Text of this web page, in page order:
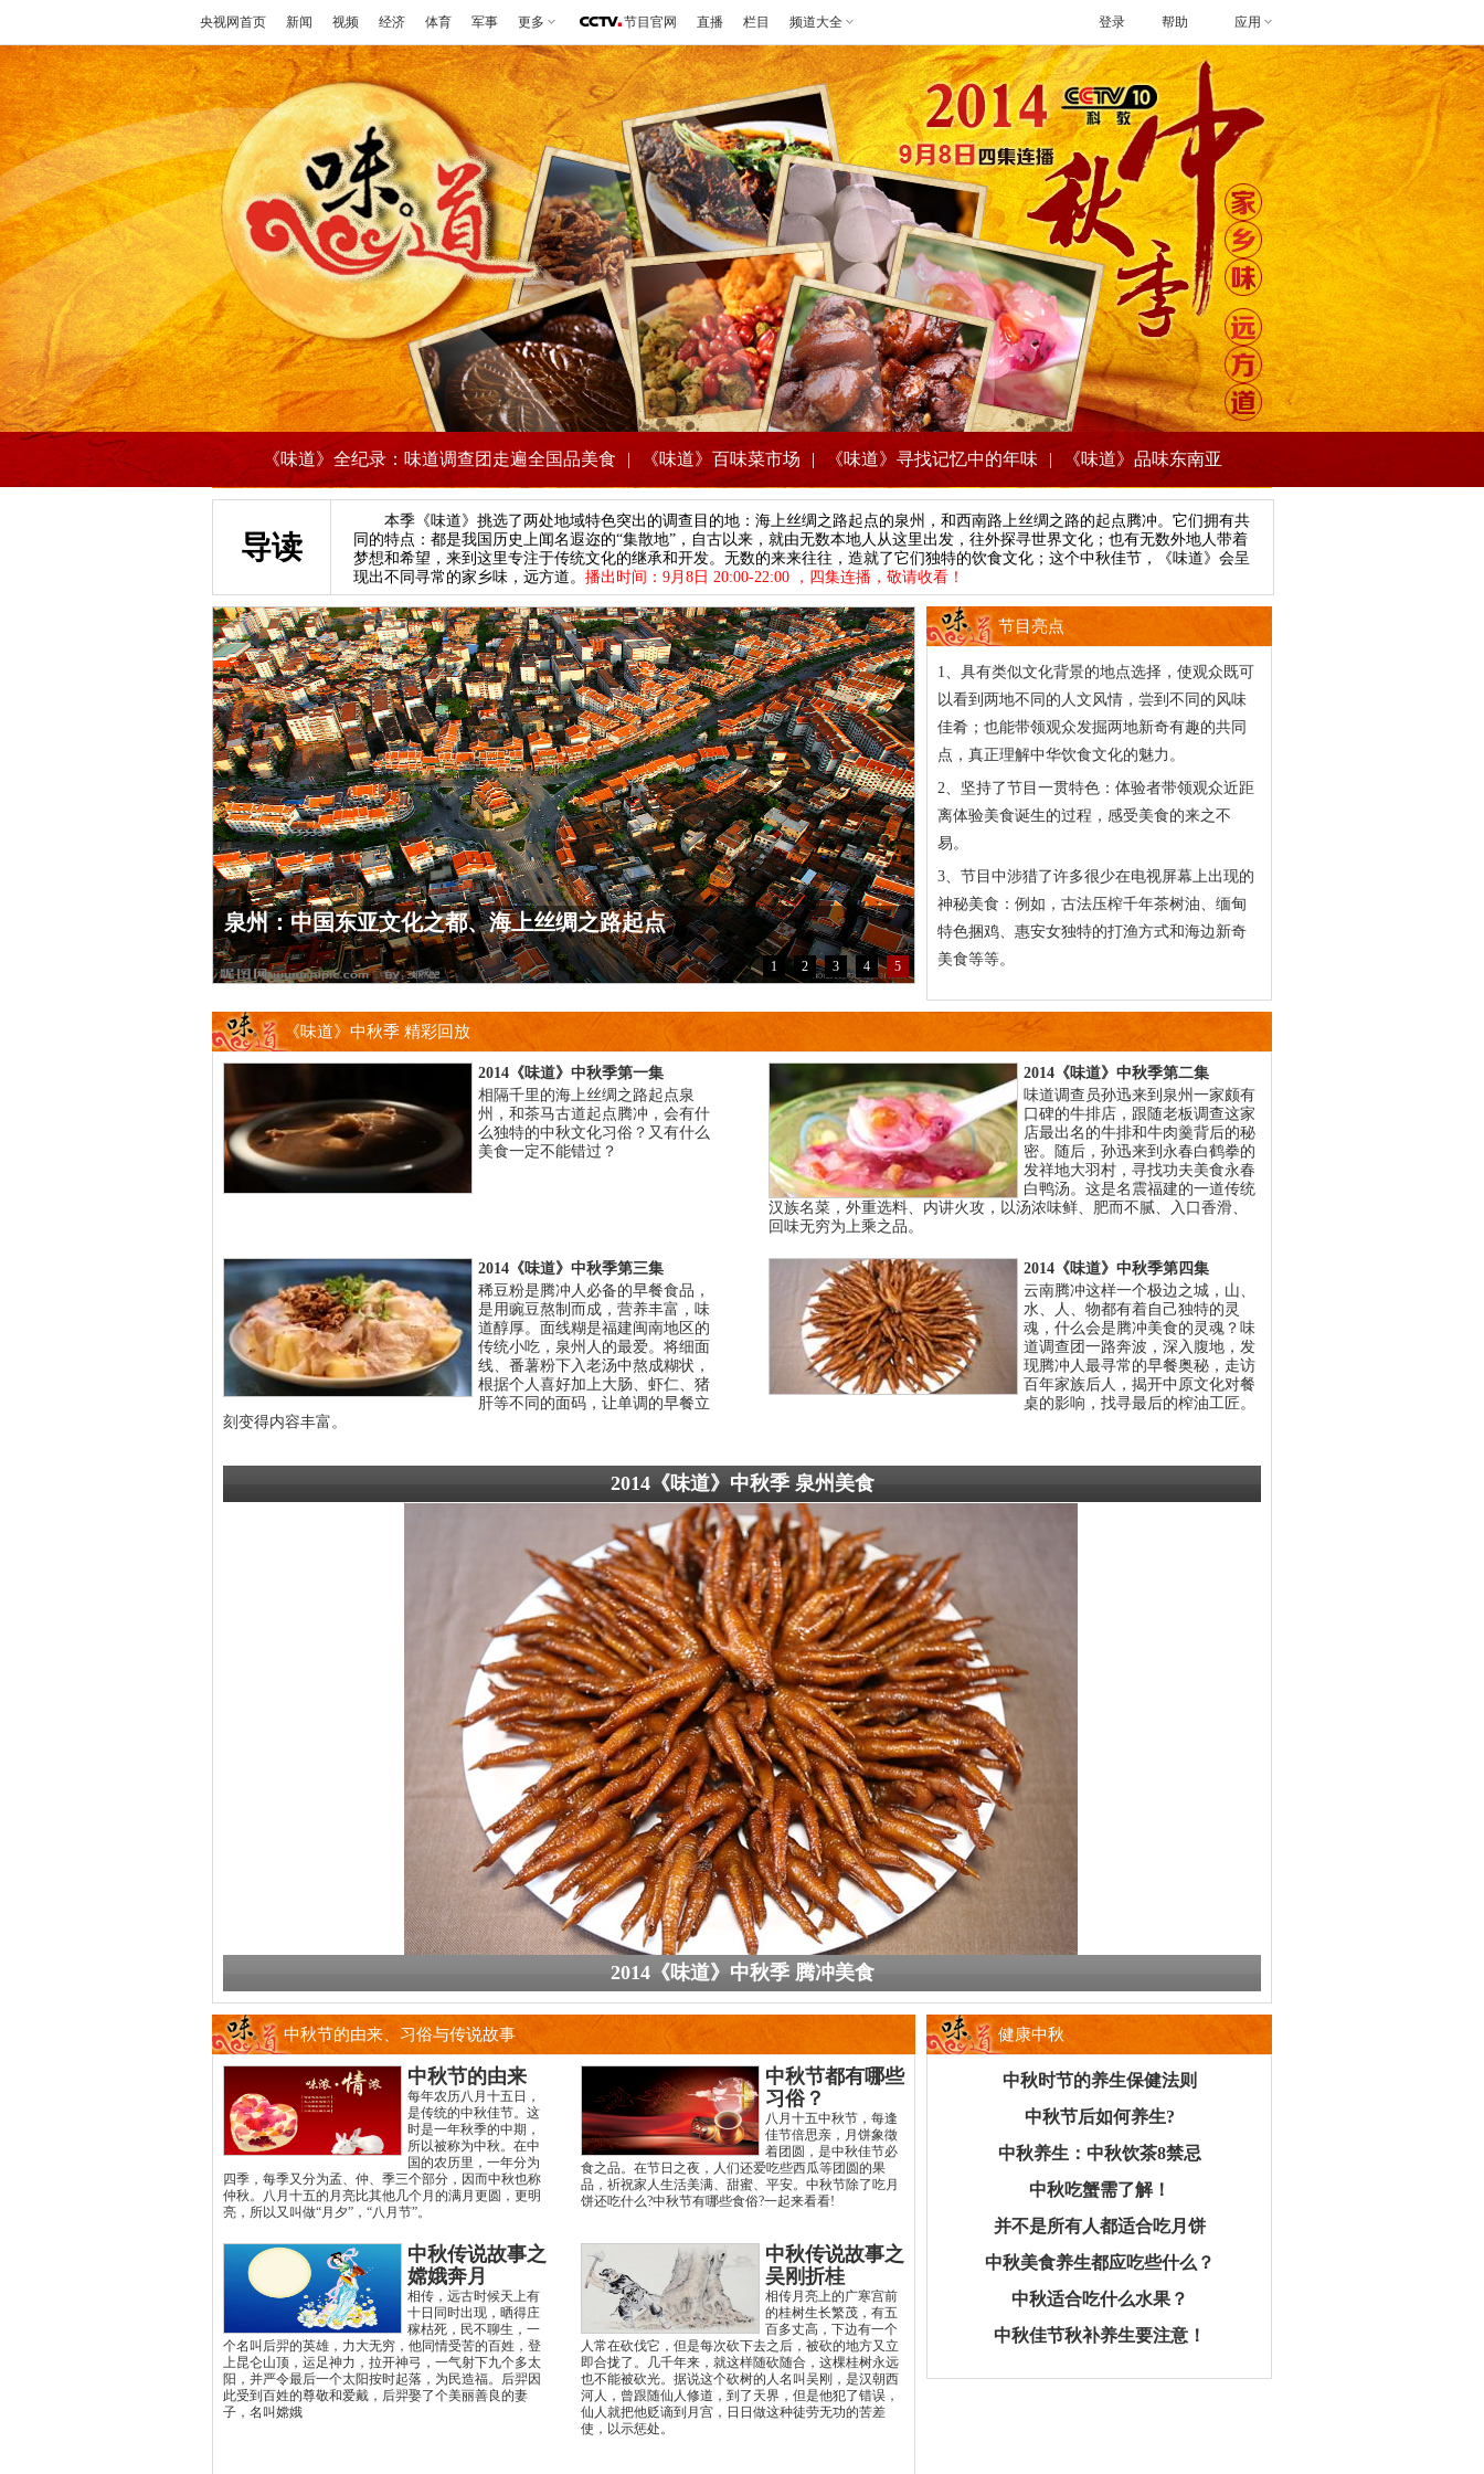
央视网首页 新闻 视频 经济 体育 军事 更多 节目官网 直播 栏目 频道大全 帮助 应用
登录
《味道》全纪录：味道调查团走遍全国品美食 | 《味道》百味菜市场 | 《味道》寻找记忆中的年味 | 《味道》品味东南亚
导读
本季《味道》挑选了两处地域特色突出的调查目的地：海上丝绸之路起点的泉州，和西南路上丝绸之路的起点腾冲。它们拥有共
同的特点：都是我国历史上闻名遐迩的“集散地”，自古以来，就由无数本地人从这里出发，往外探寻世界文化；也有无数外地人带着
梦想和希望，来到这里专注于传统文化的继承和开发。无数的来来往往，造就了它们独特的饮食文化；这个中秋佳节，《味道》会呈
现出不同寻常的家乡味，远方道。 播出时间：9月8日 20:00-22:00 ，四集连播，敬请收看！
《味道》探索中国历史上闻名遐迩“集散地”的美食
1 2 3 4 5
节目亮点
1、具有类似文化背景的地点选择，使观众既可
以看到两地不同的人文风情，尝到不同的风味
佳肴；也能带领观众发掘两地新奇有趣的共同
点，真正理解中华饮食文化的魅力。
2、坚持了节目一贯特色：体验者带领观众近距
离体验美食诞生的过程，感受美食的来之不
易。
3、节目中涉猎了许多很少在电视屏幕上出现的
神秘美食：例如，古法压榨千年茶树油、缅甸
特色捆鸡、惠安女独特的打渔方式和海边新奇
美食等等。
《味道》中秋季 精彩回放
2014《味道》中秋季第一集
相隔千里的海上丝绸之路起点泉
州，和茶马古道起点腾冲，会有什
么独特的中秋文化习俗？又有什么
美食一定不能错过？
2014《味道》中秋季第二集
味道调查员孙迅来到泉州一家颇有
口碑的牛排店，跟随老板调查这家
店最出名的牛排和牛肉羹背后的秘
密。随后，孙迅来到永春白鹤拳的
发祥地大羽村，寻找功夫美食永春
白鸭汤。这是名震福建的一道传统
汉族名菜，外重选料、内讲火攻，以汤浓味鲜、肥而不腻、入口香滑、
回味无穷为上乘之品。
2014《味道》中秋季第三集
稀豆粉是腾冲人必备的早餐食品，
是用豌豆熬制而成，营养丰富，味
道醇厚。面线糊是福建闽南地区的
传统小吃，泉州人的最爱。将细面
线、番薯粉下入老汤中熬成糊状，
根据个人喜好加上大肠、虾仁、猪
肝等不同的面码，让单调的早餐立
刻变得内容丰富。
2014《味道》中秋季第四集
云南腾冲这样一个极边之城，山、
水、人、物都有着自己独特的灵
魂，什么会是腾冲美食的灵魂？味
道调查团一路奔波，深入腹地，发
现腾冲人最寻常的早餐奥秘，走访
百年家族后人，揭开中原文化对餐
桌的影响，找寻最后的榨油工匠。
2014《味道》中秋季 泉州美食
2014《味道》中秋季 腾冲美食
中秋节的由来、习俗与传说故事
中秋节的由来
每年农历八月十五日，
是传统的中秋佳节。这
时是一年秋季的中期，
所以被称为中秋。在中
国的农历里，一年分为
四季，每季又分为孟、仲、季三个部分，因而中秋也称
仲秋。八月十五的月亮比其他几个月的满月更圆，更明
亮，所以又叫做“月夕”，“八月节”。
中秋节都有哪些
习俗？
八月十五中秋节，每逢
佳节倍思亲，月饼象徵
着团圆，是中秋佳节必
食之品。在节日之夜，人们还爱吃些西瓜等团圆的果
品，祈祝家人生活美满、甜蜜、平安。中秋节除了吃月
饼还吃什么?中秋节有哪些食俗?一起来看看!
中秋传说故事之
嫦娥奔月
相传，远古时候天上有
十日同时出现，晒得庄
稼枯死，民不聊生，一
个名叫后羿的英雄，力大无穷，他同情受苦的百姓，登
上昆仑山顶，运足神力，拉开神弓，一气射下九个多太
阳，并严令最后一个太阳按时起落，为民造福。后羿因
此受到百姓的尊敬和爱戴，后羿娶了个美丽善良的妻
子，名叫嫦娥
中秋传说故事之
吴刚折桂
相传月亮上的广寒宫前
的桂树生长繁茂，有五
百多丈高，下边有一个
人常在砍伐它，但是每次砍下去之后，被砍的地方又立
即合拢了。几千年来，就这样随砍随合，这棵桂树永远
也不能被砍光。据说这个砍树的人名叫吴刚，是汉朝西
河人，曾跟随仙人修道，到了天界，但是他犯了错误，
仙人就把他贬谪到月宫，日日做这种徒劳无功的苦差
使，以示惩处。
健康中秋
中秋时节的养生保健法则
中秋节后如何养生?
中秋养生：中秋饮茶8禁忌
中秋吃蟹需了解！
并不是所有人都适合吃月饼
中秋美食养生都应吃些什么？
中秋适合吃什么水果？
中秋佳节秋补养生要注意！